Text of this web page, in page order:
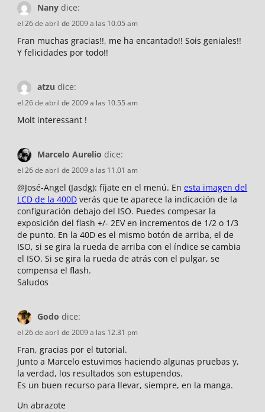
Nany dice:
el 26 de abril de 2009 a las 10.05 am
Fran muchas gracias!!, me ha encantado!! Sois geniales!!
Y felicidades por todo!!
atzu dice:
el 26 de abril de 2009 a las 10.55 am
Molt interessant !
Marcelo Aurelio dice:
el 26 de abril de 2009 a las 11.01 am
@José-Angel (Jasdg): fíjate en el menú. Enesta imagen del
LCD de la 400D verás que te aparece la indicación de la
configuración debajo del ISO. Puedes compesar la
exposición del flash +/- 2EV en incrementos de 1/2 o 1/3
de punto. En la 40D es el mismo botón de arriba, el de
ISO, si se gira la rueda de arriba con el índice se cambia
el ISO. Si se gira la rueda de atrás con el pulgar, se
compensa el flash.
Saludos
Godo dice:
el 26 de abril de 2009 a las 12.31 pm
Fran, gracias por el tutorial.
Junto a Marcelo estuvimos haciendo algunas pruebas y,
la verdad, los resultados son estupendos.
Es un buen recurso para llevar, siempre, en la manga.
Un abrazote